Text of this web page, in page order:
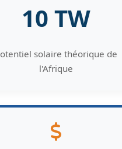
10 TW
solaire théorique de
l'Afrique